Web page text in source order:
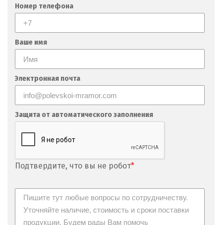
Номер телефона
Ваше имя
Электронная почта
Защита от автоматического заполнения
Подтвердите, что вы не робот*